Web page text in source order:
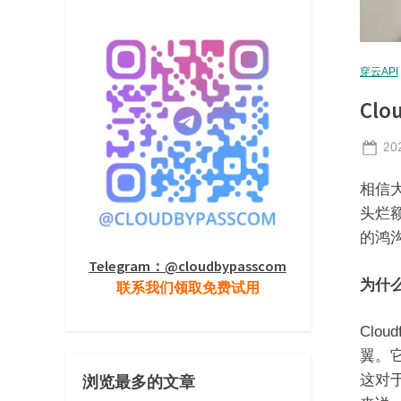
穿云API
相信
头烂
的鸿
为什
翼。
这对
Telegram：@cloudbypasscom
联系我们领取免费试用
浏览最多的文章